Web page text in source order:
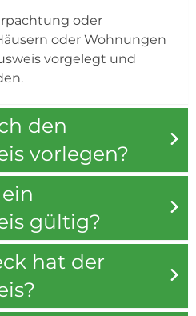
oder
oder Wohnungen
vorgelegt und
den
vorlegen?
gültig?
hat der